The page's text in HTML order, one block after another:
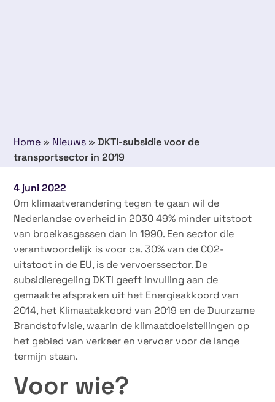
Home » Nieuws »DKTI-subsidie voor de
transportsector in 2019
4 juni 2022
Om klimaatverandering tegen te gaan wil de
Nederlandse overheid in 2030 49% minder uitstoot
van broeikasgassen dan in 1990. Een sector die
verantwoordelijk is voor ca. 30% van de CO2-
uitstoot in de EU, is de vervoerssector. De
subsidieregeling DKTI geeft invulling aan de
gemaakte afspraken uit het Energieakkoord van
2014, het Klimaatakkoord van 2019 en de Duurzame
Brandstofvisie, waarin de klimaatdoelstellingen op
het gebied van verkeer en vervoer voor de lange
termijn staan.
Voor wie?